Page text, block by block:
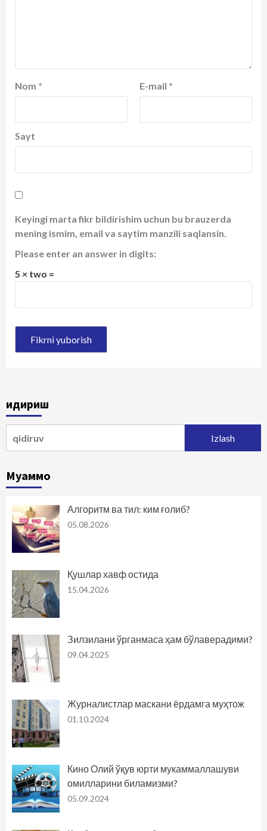
Nom * E-mail *
Sayt
Keyingi marta fikr bildirishim uchun bu brauzerda
mening ismim, email va saytim manzili saqlansin.
Please enter an answer in digits:
5 × two =
Қидириш
Муаммо
Алгоритм ва тил: ким ғолиб?
05.08.2026
Қушлар хавф остида
15.04.2026
Зилзилани ўрганмаса ҳам бўлаверадими?
09.04.2025
Журналистлар маскани ёрдамга муҳтож
01.10.2024
Кино Олий ўқув юрти мукаммаллашуви
омилларини биламизми?
05.09.2024